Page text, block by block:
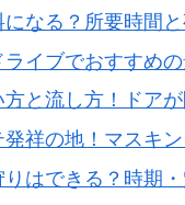
なる？所要時間
イブでおすすめ
と流し方！ドア
祥の地！マスキ
はできる？時期